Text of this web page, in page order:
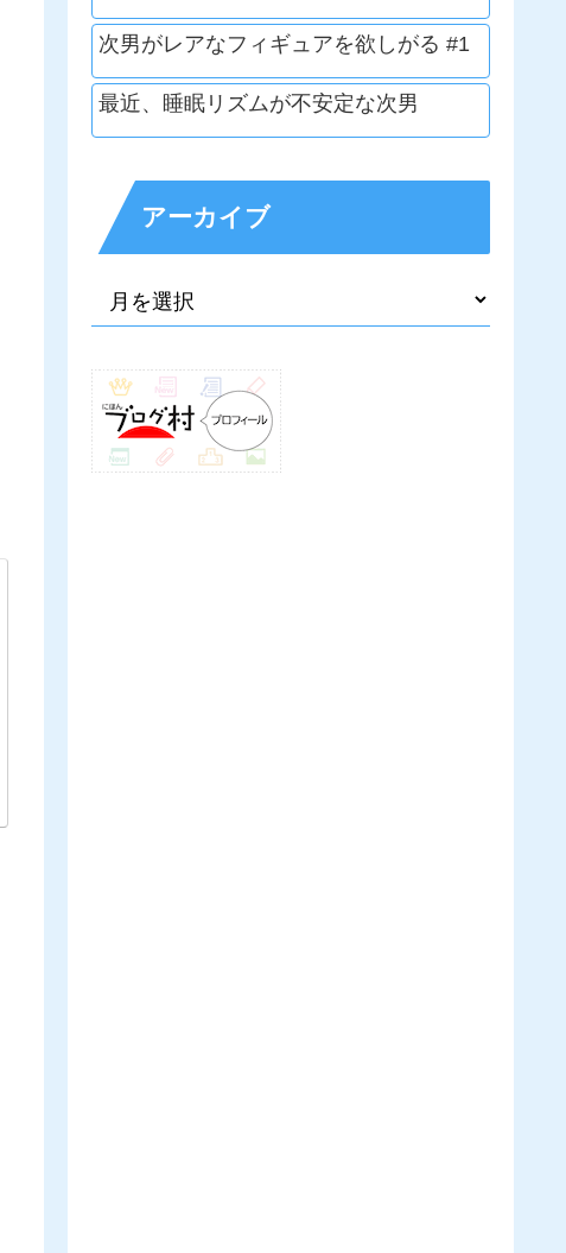
次男がレアなフィギュアを欲しがる #1
最近、睡眠リズムが不安定な次男
アーカイブ